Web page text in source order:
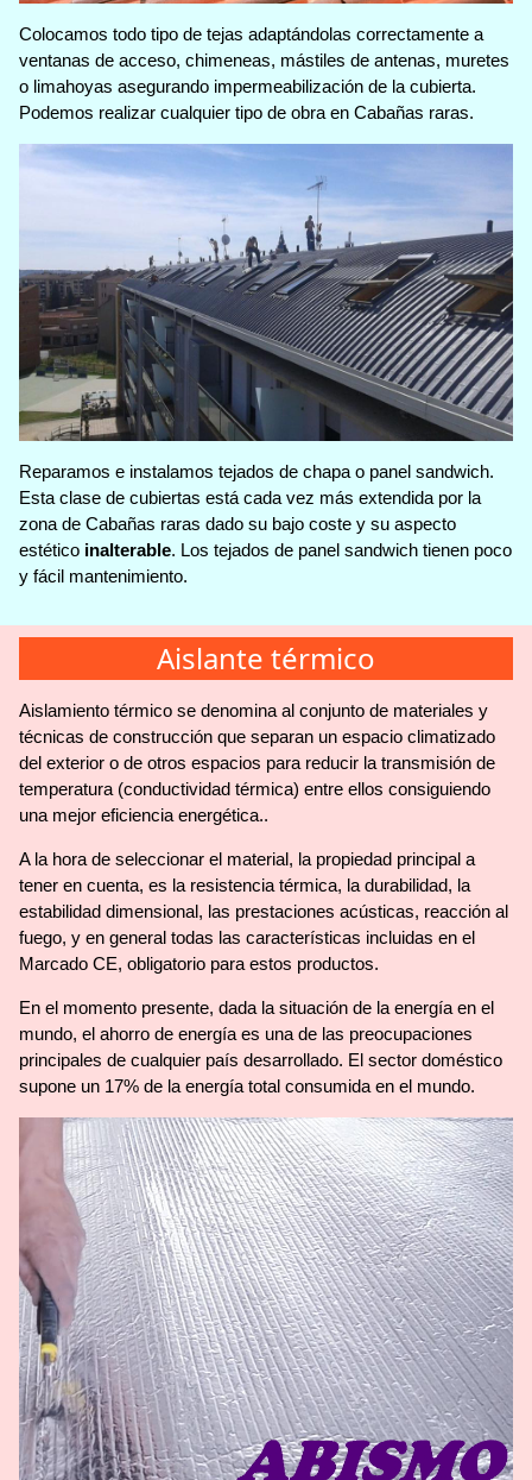
Colocamos todo tipo de tejas adaptándolas correctamente a
ventanas de acceso, chimeneas, mástiles de antenas, muretes
o limahoyas asegurando impermeabilización de la cubierta.
Podemos realizar cualquier tipo de obra en Cabañas raras.
Reparamos e instalamos tejados de chapa o panel sandwich.
Esta clase de cubiertas está cada vez más extendida por la
zona de Cabañas raras dado su bajo coste y su aspecto
estético inalterable. Los tejados de panel sandwich tienen poco
y fácil mantenimiento.
Aislante térmico
Aislamiento térmico se denomina al conjunto de materiales y
técnicas de construcción que separan un espacio climatizado
del exterior o de otros espacios para reducir la transmisión de
temperatura (conductividad térmica) entre ellos consiguiendo
una mejor eficiencia energética..
A la hora de seleccionar el material, la propiedad principal a
tener en cuenta, es la resistencia térmica, la durabilidad, la
estabilidad dimensional, las prestaciones acústicas, reacción al
fuego, y en general todas las características incluidas en el
Marcado CE, obligatorio para estos productos.
En el momento presente, dada la situación de la energía en el
mundo, el ahorro de energía es una de las preocupaciones
principales de cualquier país desarrollado. El sector doméstico
supone un 17% de la energía total consumida en el mundo.